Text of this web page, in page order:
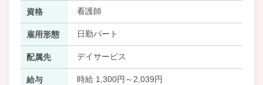
資格 看護師
雇用形態 日勤パート
配属先 デイサービス
給与 時給 1,300円～2,039円